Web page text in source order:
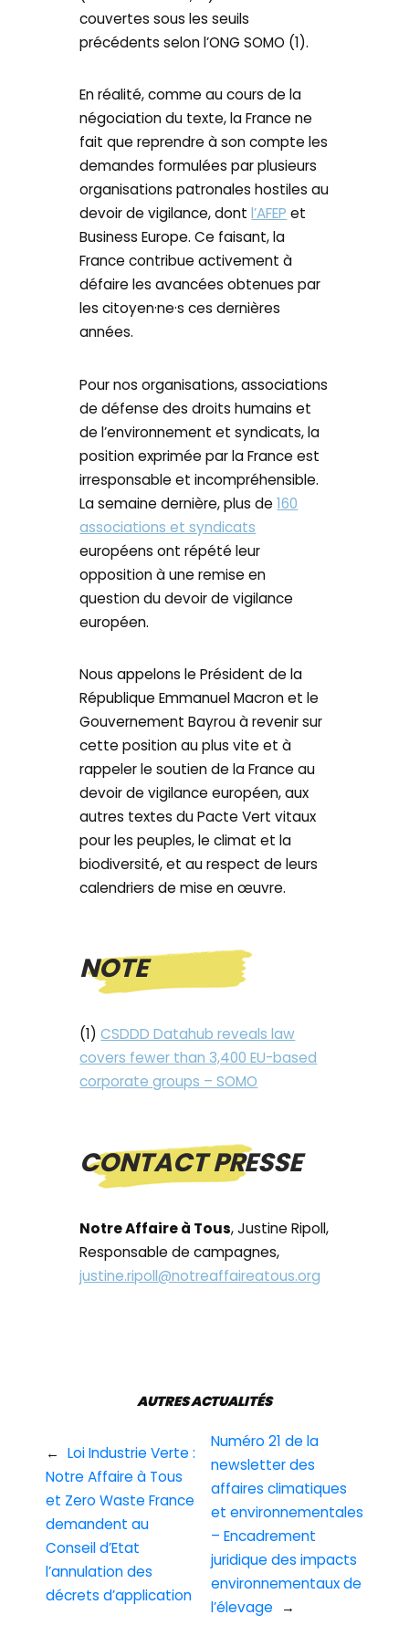
couvertes sous les seuils
précédents selon l’ONG SOMO (1).
En réalité, comme au cours de la
négociation du texte, la France ne
fait que reprendre à son compte les
demandes formulées par plusieurs
organisations patronales hostiles au
devoir de vigilance, dontl’AFEP et
Business Europe. Ce faisant, la
France contribue activement à
défaire les avancées obtenues par
les citoyen·ne·s ces dernières
années.
Pour nos organisations, associations
de défense des droits humains et
de l’environnement et syndicats, la
position exprimée par la France est
irresponsable et incompréhensible.
La semaine dernière, plus de160
associations et syndicats
européens ont répété leur
opposition à une remise en
question du devoir de vigilance
européen.
Nous appelons le Président de la
République Emmanuel Macron et le
Gouvernement Bayrou à revenir sur
cette position au plus vite et à
rappeler le soutien de la France au
devoir de vigilance européen, aux
autres textes du Pacte Vert vitaux
pour les peuples, le climat et la
biodiversité, et au respect de leurs
calendriers de mise en œuvre.
NOTE
(1)CSDDD Datahub reveals law
covers fewer than 3,400 EU-based
corporate groups – SOMO
CONTACT PRESSE
Notre Affaire à Tous, Justine Ripoll,
Responsable de campagnes,
justine.ripoll@notreaffaireatous.org
← Loi Industrie Verte :
Notre Affaire à Tous
et Zero Waste France
demandent au
Conseil d’Etat
l’annulation des
décrets d’application
AUTRES ACTUALITÉS
Numéro 21 de la
newsletter des
affaires climatiques
et environnementales
– Encadrement
juridique des impacts
environnementaux de
l’élevage
→